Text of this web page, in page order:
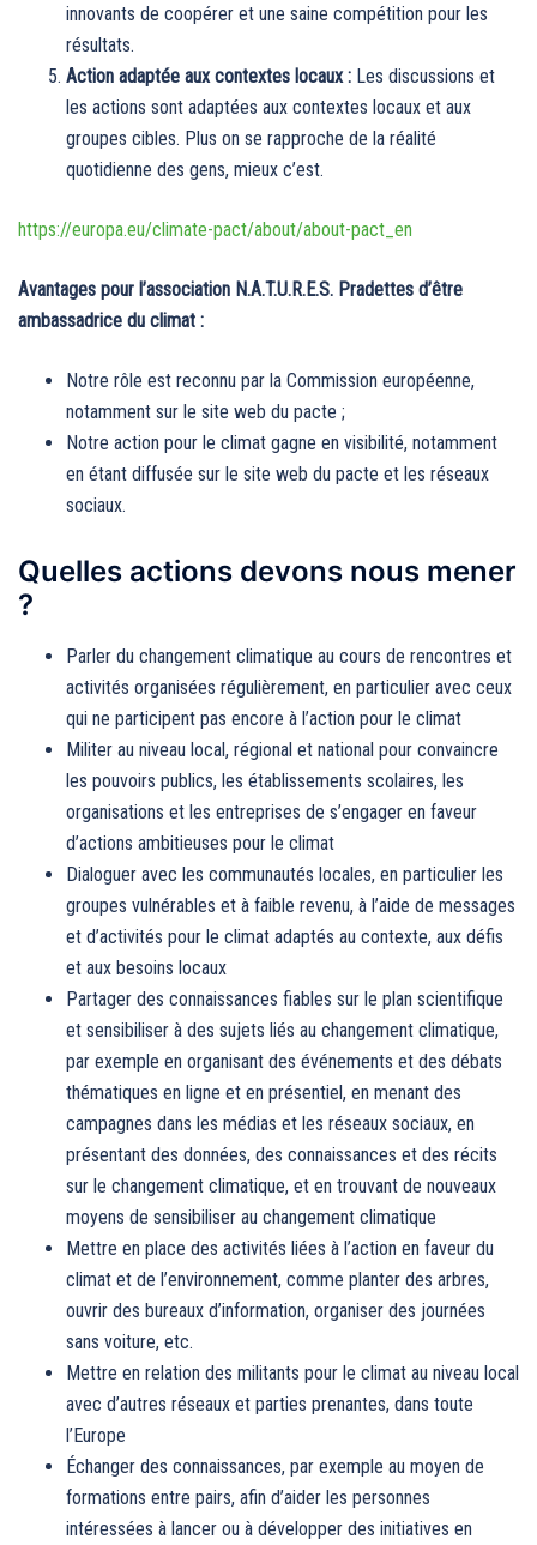
innovants de coopérer et une saine compétition pour les
résultats.
Action adaptée aux contextes locaux : Les discussions et
les actions sont adaptées aux contextes locaux et aux
groupes cibles. Plus on se rapproche de la réalité
quotidienne des gens, mieux c’est.
https://europa.eu/climate-pact/about/about-pact_en
Avantages pour l’association N.A.T.U.R.E.S. Pradettes d’être
ambassadrice du climat :
Notre rôle est reconnu par la Commission européenne,
notamment sur le site web du pacte ;
Notre action pour le climat gagne en visibilité, notamment
en étant diffusée sur le site web du pacte et les réseaux
sociaux.
Quelles actions devons nous mener
?
Parler du changement climatique au cours de rencontres et
activités organisées régulièrement, en particulier avec ceux
qui ne participent pas encore à l’action pour le climat
Militer au niveau local, régional et national pour convaincre
les pouvoirs publics, les établissements scolaires, les
organisations et les entreprises de s’engager en faveur
d’actions ambitieuses pour le climat
Dialoguer avec les communautés locales, en particulier les
groupes vulnérables et à faible revenu, à l’aide de messages
et d’activités pour le climat adaptés au contexte, aux défis
et aux besoins locaux
Partager des connaissances fiables sur le plan scientifique
et sensibiliser à des sujets liés au changement climatique,
par exemple en organisant des événements et des débats
thématiques en ligne et en présentiel, en menant des
campagnes dans les médias et les réseaux sociaux, en
présentant des données, des connaissances et des récits
sur le changement climatique, et en trouvant de nouveaux
moyens de sensibiliser au changement climatique
Mettre en place des activités liées à l’action en faveur du
climat et de l’environnement, comme planter des arbres,
ouvrir des bureaux d’information, organiser des journées
sans voiture, etc.
Mettre en relation des militants pour le climat au niveau local
avec d’autres réseaux et parties prenantes, dans toute
l’Europe
Échanger des connaissances, par exemple au moyen de
formations entre pairs, afin d’aider les personnes
intéressées à lancer ou à développer des initiatives en